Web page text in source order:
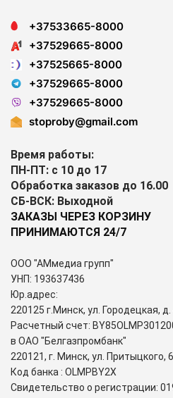
+37533665-8000
+37529665-8000
+37525665-8000
+37529665-8000
+37529665-8000
stoproby@gmail.com
Время работы:
ПН-ПТ: с 10 до 17
Обработка заказов до 16.00
СБ-ВСК: Выходной
ЗАКАЗЫ ЧЕРЕЗ КОРЗИНУ
ПРИНИМАЮТСЯ 24/7
ООО "АМмедиа групп"
УНП: 193637436
Юр.адрес:
220125 г.Минск, ул. Городецкая,
Расчетный счет:
в ОАО "Белгазпромбанк"
220121, г. Минск, ул. Притыцкого,
Код банка : OLMPBY2X
Свидетельство о регистрации: